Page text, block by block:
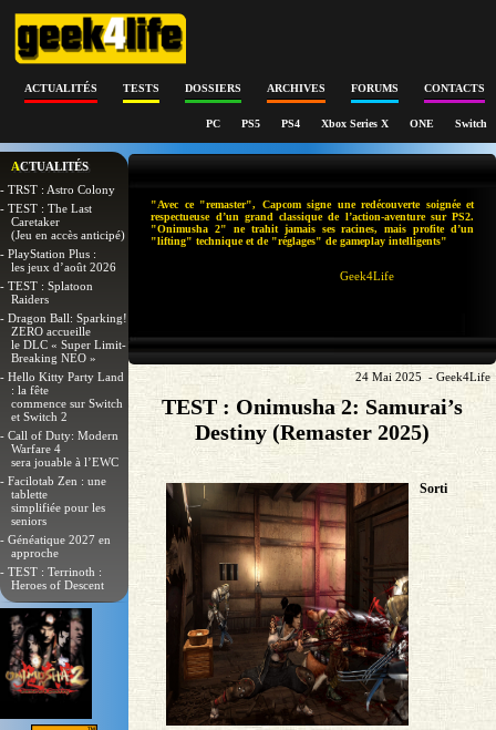
ACTUALITÉS TESTS DOSSIERS ARCHIVES FORUMS CONTACTS
PC PS5 PS4 Xbox Series X ONE Switch
ACTUALITÉS
- TRST : Astro Colony
- TEST : The Last
Caretaker
(Jeu en accès anticipé)
- PlayStation Plus :
les jeux d’août 2026
- TEST : Splatoon
Raiders
- Dragon Ball: Sparking!
ZERO accueille
le DLC « Super Limit-
Breaking NEO »
- Hello Kitty Party Land
: la fête
commence sur Switch
et Switch 2
- Call of Duty: Modern
Warfare 4
sera jouable à l’EWC
- Facilotab Zen : une
tablette
simplifiée pour les
seniors
- Généatique 2027 en
approche
- TEST : Terrinoth :
Heroes of Descent
"Avec ce "remaster", Capcom signe une redécouverte soignée et
respectueuse d’un grand classique de l’action-aventure sur PS2.
"Onimusha 2" ne trahit jamais ses racines, mais profite d’un
"lifting" technique et de "réglages" de gameplay intelligents"
Geek4Life
24 Mai 2025 - Geek4Life
TEST : Onimusha 2: Samurai’s
Destiny (Remaster 2025)
Sorti